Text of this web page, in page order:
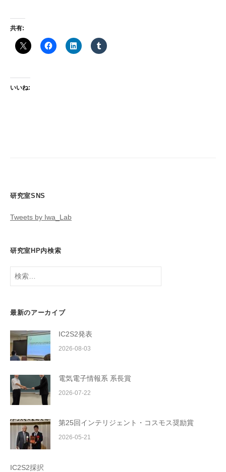
共有:
いいね:
研究室SNS
Tweets by Iwa_Lab
研究室HP内検索
検
最新のアーカイブ
IC2S2発表
2026-08-03
電気電子情報系 系長賞
2026-07-22
第25回インテリジェント・コスモス奨励賞
2026-05-21
IC2S2採択